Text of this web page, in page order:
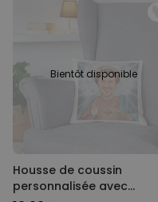
Bientôt disponible
Housse de coussin
personnalisée avec